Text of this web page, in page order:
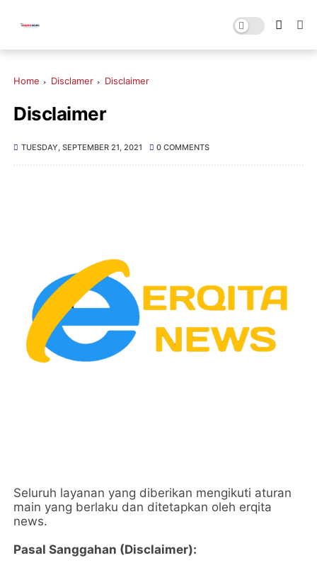
Home Disclamer Disclaimer
Disclaimer
TUESDAY, SEPTEMBER 21, 2021 0 COMMENTS
Seluruh layanan yang diberikan mengikuti aturan
main yang berlaku dan ditetapkan oleh erqita
news.
Pasal Sanggahan (Disclaimer):